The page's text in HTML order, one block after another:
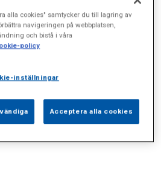
(0)
alla cookies" samtycker du till lagring av
navigeringen på webbplatsen,
och bistå i våra
policy
inställningar
Acceptera alla cookies